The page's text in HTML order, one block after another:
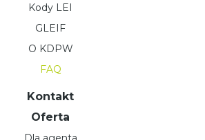
Kody LEI
GLEIF
O KDPW
FAQ
Kontakt
Oferta